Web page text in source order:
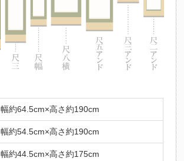
幅約64.5cm×高さ約190cm
幅約54.5cm×高さ約190cm
幅約44.5cm×高さ約175cm